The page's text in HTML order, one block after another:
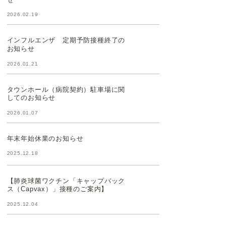
2026.02.19
インフルエンザ 定期予防接種終了の
お知らせ
2026.01.21
タウンホール（病院契約）駐車場に関
してのお知らせ
2026.01.07
年末年始休業のお知らせ
2025.12.18
【肺炎球菌ワクチン「キャップバック
ス（Capvax）」接種のご案内】
2025.12.04